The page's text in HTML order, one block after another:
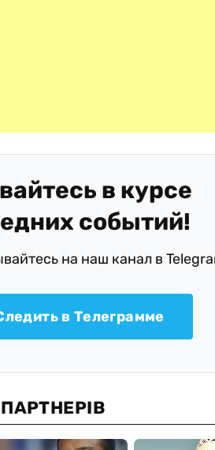
в курсе
событий!
на наш канал в
в Телеграмме